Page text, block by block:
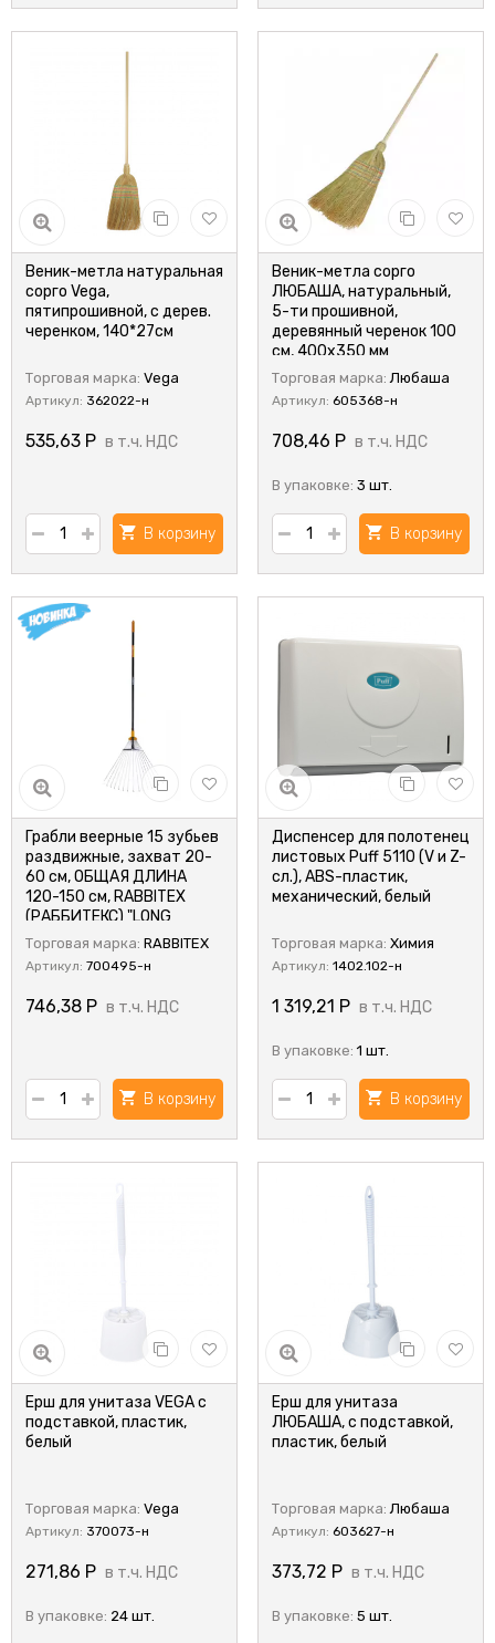
Веник-метла натуральная
сорго Vega,
пятипрошивной, с дерев.
черенком, 140*27см
Торговая марка: Vega
Артикул: 362022-н
535,63 Р в т.ч. НДС
В корзину
Веник-метла сорго
ЛЮБАША, натуральный,
5-ти прошивной,
деревянный черенок 100
см, 400х350 мм
Торговая марка: Любаша
Артикул: 605368-н
708,46 Р в т.ч. НДС
В упаковке: 3 шт.
В корзину
Грабли веерные 15 зубьев
раздвижные, захват 20-
60 см, ОБЩАЯ ДЛИНА
120-150 см, RABBITEX
(РАББИТЕКС) "LONG
HANDLE"
Торговая марка: RABBITEX
Артикул: 700495-н
746,38 Р в т.ч. НДС
В корзину
Диспенсер для полотенец
листовых Puff 5110 (V и Z-
сл.), ABS-пластик,
механический, белый
Торговая марка: Химия
Артикул: 1402.102-н
1 319,21 Р в т.ч. НДС
В упаковке: 1 шт.
В корзину
Ерш для унитаза VEGA с
подставкой, пластик,
белый
Торговая марка: Vega
Артикул: 370073-н
271,86 Р в т.ч. НДС
В упаковке: 24 шт.
Ерш для унитаза
ЛЮБАША, с подставкой,
пластик, белый
Торговая марка: Любаша
Артикул: 603627-н
373,72 Р в т.ч. НДС
В упаковке: 5 шт.